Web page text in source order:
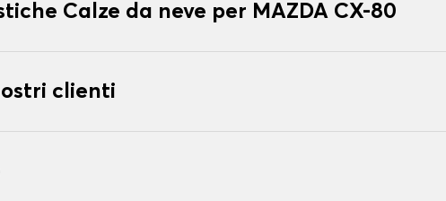
Calze da neve per MAZDA CX-80
clienti